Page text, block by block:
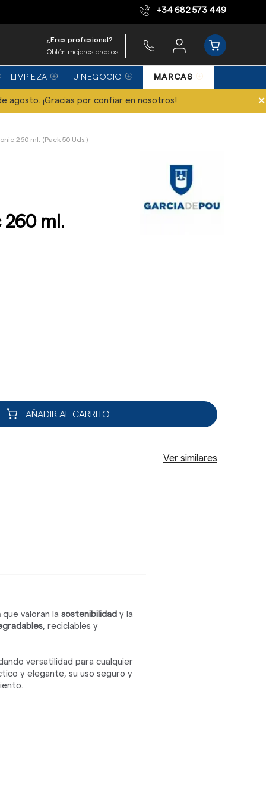
Equipo de expertos +34 682 573 449
¿Eres profesional?
Obtén mejores precios
LIMPIEZA TU NEGOCIO MARCAS
agosto. ¡Gracias por confiar en nosotros! ×
260 ml. (Pack 50 Uds.)
260 ml.
AÑADIR AL CARRITO
Ver similares
que valoran la sostenibilidad y la
, reciclables y
versatilidad para cualquier
y elegante, su uso seguro y